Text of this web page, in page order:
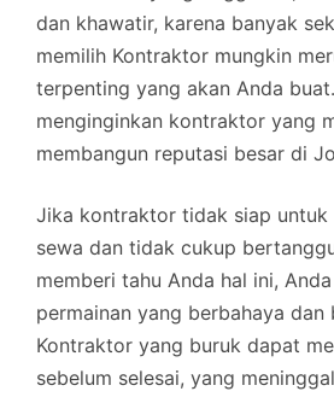
dan khawatir, karena banyak
memilih Kontraktor mungkin
terpenting yang akan Anda
menginginkan kontraktor yang
membangun reputasi besar di
Jika kontraktor tidak siap untuk
sewa dan tidak cukup
memberi tahu Anda hal ini,
permainan yang berbahaya
Kontraktor yang buruk dapat
sebelum selesai, yang